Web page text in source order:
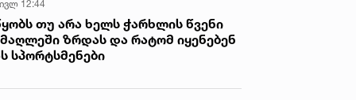
12:44
თუ არა ხელს ჭარხლის წვენი
ზრდას და რატომ იყენებენ
სპორტსმენები